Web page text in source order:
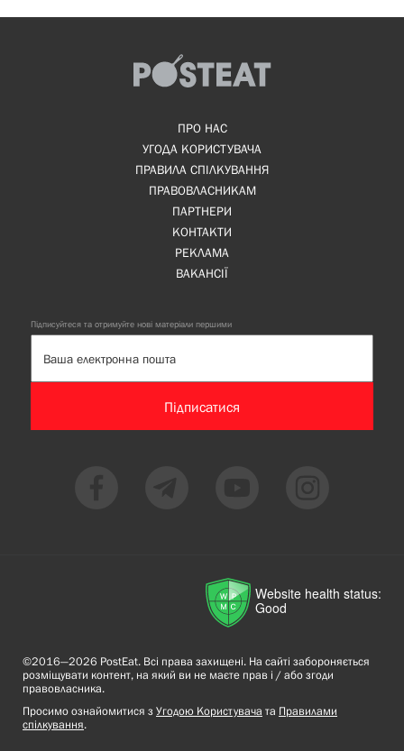
ПРО НАС
УГОДА КОРИСТУВАЧА
ПРАВИЛА СПІЛКУВАННЯ
ПРАВОВЛАСНИКАМ
ПАРТНЕРИ
КОНТАКТИ
РЕКЛАМА
ВАКАНСІЇ
Підписуйтеся та отримуйте нові матеріали першими
Підписатися
Website health status:
Good
©2016—2026 PostEat. Всі права захищені. На сайті забороняється
розміщувати контент, на який ви не маєте прав і / або згоди
правовласника.
Просимо ознайомитися з Угодою Користувача та Правилами
спілкування.